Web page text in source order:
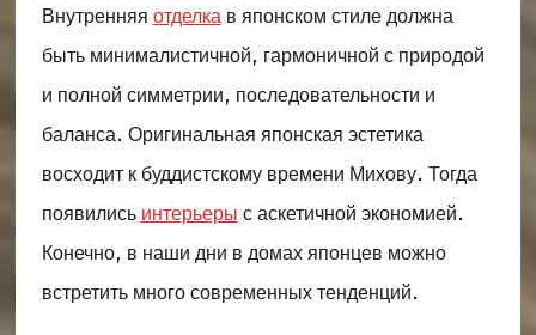
Внутренняя отделкав японском стиле должна
быть минималистичной, гармоничной с природой
и полной симметрии, последовательности и
баланса. Оригинальная японская эстетика
восходит к буддистскому времени Михову. Тогда
появились интерьеры с аскетичной экономией.
Конечно, в наши дни в домах японцев можно
встретить много современных тенденций.